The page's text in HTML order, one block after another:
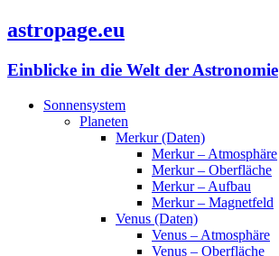
astropage.eu
Einblicke in die Welt der Astronomie
Sonnensystem
Planeten
Merkur (Daten)
Merkur – Atmosphäre
Merkur – Oberfläche
Merkur – Aufbau
Merkur – Magnetfeld
Venus (Daten)
Venus – Atmosphäre
Venus – Oberfläche